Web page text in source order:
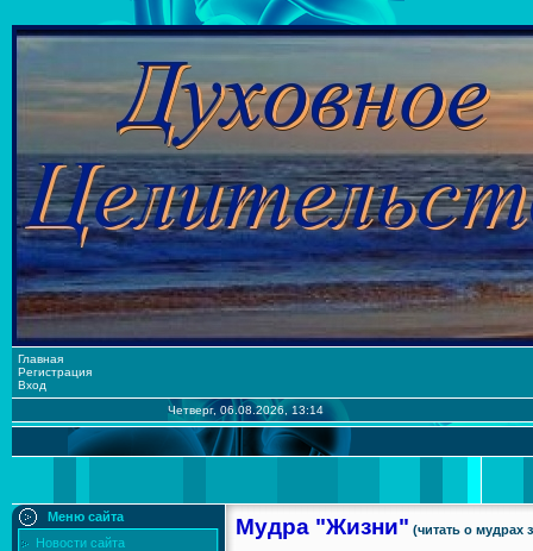
Главная
Регистрация
Вход
Четверг, 06.08.2026, 13:14
Меню сайта
Новости сайта
Мудра "Жизни" (читать о мудрах